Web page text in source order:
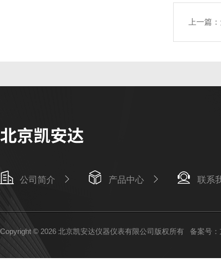
上一篇：
公司简介 产品中心 联系
Copyright © 2026 北京凯安达仪器仪表有限公司版权所有 备案号